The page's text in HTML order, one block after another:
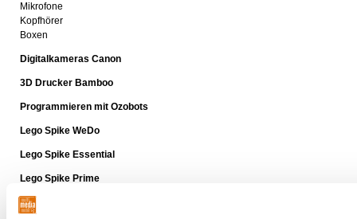
Mikrofone
Kopfhörer
Boxen
Digitalkameras Canon
3D Drucker Bamboo
Programmieren mit Ozobots
Lego Spike WeDo
Lego Spike Essential
Lego Spike Prime
Leko Spike Mindstorm